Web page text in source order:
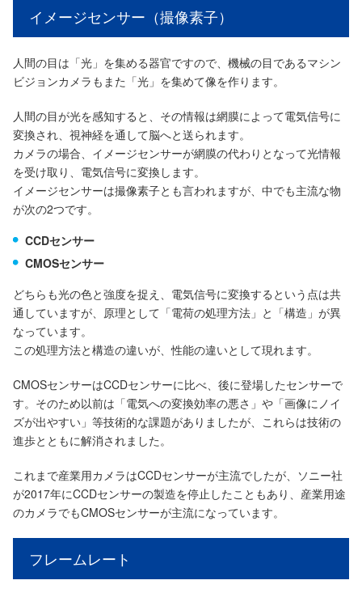
イメージセンサー（撮像素子）
人間の目は「光」を集める器官ですので、機械の目であるマシン
ビジョンカメラもまた「光」を集めて像を作ります。
人間の目が光を感知すると、その情報は網膜によって電気信号に
変換され、視神経を通して脳へと送られます。
カメラの場合、イメージセンサーが網膜の代わりとなって光情報
を受け取り、電気信号に変換します。
イメージセンサーは撮像素子とも言われますが、中でも主流な物
が次の2つです。
CCDセンサー
CMOSセンサー
どちらも光の色と強度を捉え、電気信号に変換するという点は共
通していますが、原理として「電荷の処理方法」と「構造」が異
なっています。
この処理方法と構造の違いが、性能の違いとして現れます。
CMOSセンサーはCCDセンサーに比べ、後に登場したセンサーで
す。そのため以前は「電気への変換効率の悪さ」や「画像にノイ
ズが出やすい」等技術的な課題がありましたが、これらは技術の
進歩とともに解消されました。
これまで産業用カメラはCCDセンサーが主流でしたが、ソニー社
が2017年にCCDセンサーの製造を停止したこともあり、産業用途
のカメラでもCMOSセンサーが主流になっています。
フレームレート